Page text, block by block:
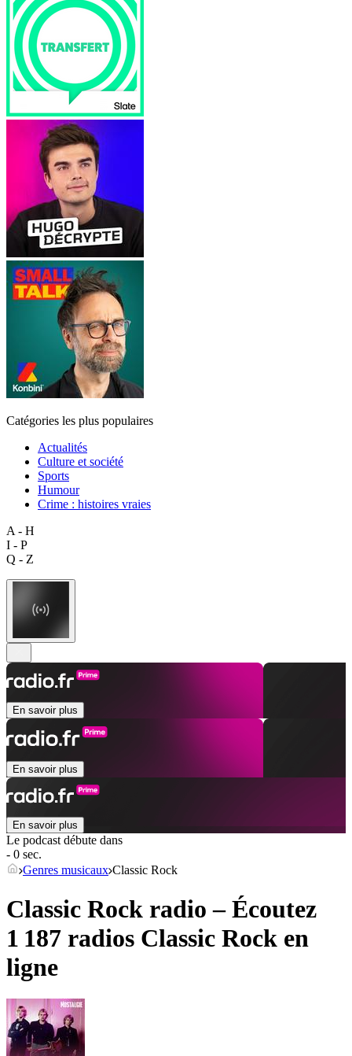
Catégories les plus populaires
Actualités
Culture et société
Sports
Humour
Crime : histoires vraies
A - H
I - P
Q - Z
En savoir plus
En savoir plus
En savoir plus
Le podcast débute dans
- 0 sec.
Genres musicaux Classic Rock
Classic Rock radio – Écoutez
1 187 radios Classic Rock en
ligne